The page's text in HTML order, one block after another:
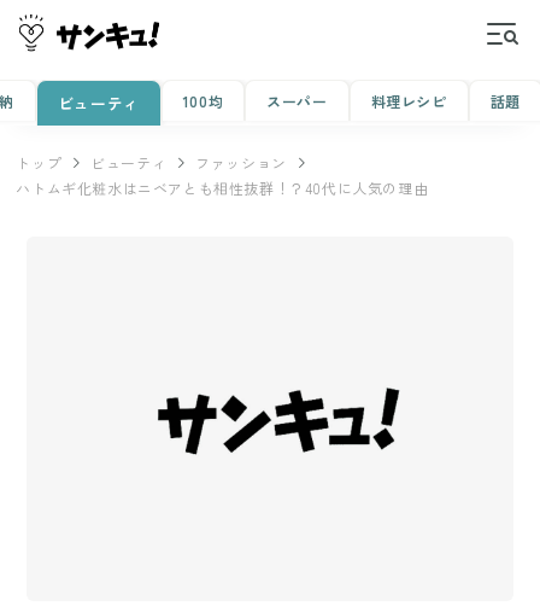
ビューティ 100均 スーパー 料理レシピ 話題
トップ ビューティ
ファッション
ハトムギ化粧水はニベアとも相性抜群！？40代に人気の理由